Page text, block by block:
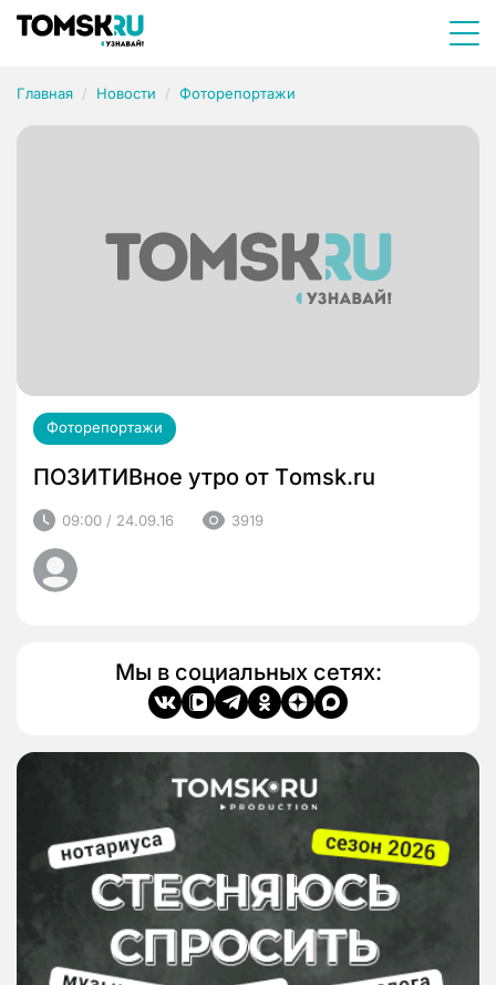
Главная Новости Фоторепортажи
Фоторепортажи
ПОЗИТИВное утро от Тomsk.ru
09:00 / 24.09.16 3919
Мы в социальных сетях: